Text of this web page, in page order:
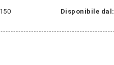
Disponibile dal: